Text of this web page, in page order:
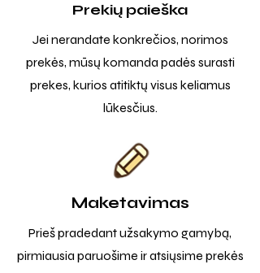
Prekių paieška
Jei nerandate konkrečios, norimos
prekės, mūsų komanda padės surasti
prekes, kurios atitiktų visus keliamus
lūkesčius.
Maketavimas
Prieš pradedant užsakymo gamybą,
pirmiausia paruošime ir atsiųsime prekės